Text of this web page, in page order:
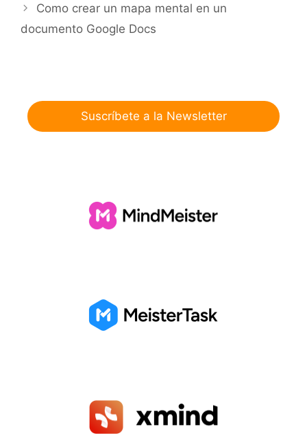
Como crear un mapa mental en un
documento Google Docs
Suscríbete a la Newsletter